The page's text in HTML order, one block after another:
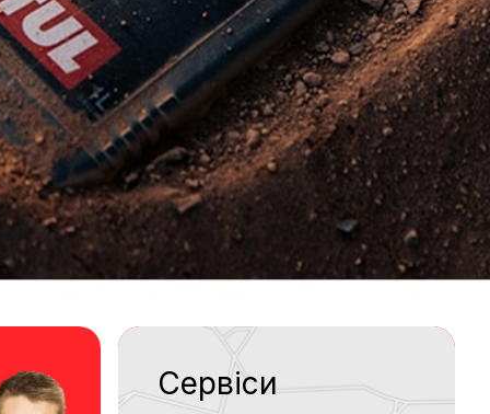
Сервіси